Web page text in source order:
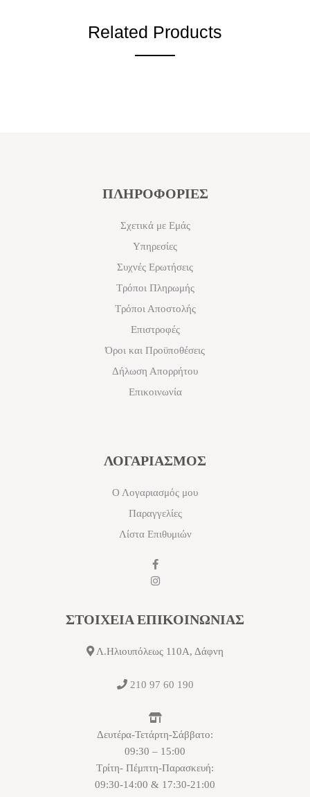
Related Products
ΠΛΗΡΟΦΟΡΙΕΣ
Σχετικά με Εμάς
Υπηρεσίες
Συχνές Ερωτήσεις
Τρόποι Πληρωμής
Τρόποι Αποστολής
Επιστροφές
Όροι και Προϋποθέσεις
Δήλωση Απορρήτου
Επικοινωνία
ΛΟΓΑΡΙΑΣΜΟΣ
Ο Λογαριασμός μου
Παραγγελίες
Λίστα Επιθυμιών
ΣΤΟΙΧΕΙΑ ΕΠΙΚΟΙΝΩΝΙΑΣ
Λ.Ηλιουπόλεως 110Α, Δάφνη
210 97 60 190
Δευτέρα-Τετάρτη-Σάββατο:
09:30 – 15:00
Τρίτη- Πέμπτη-Παρασκευή:
09:30-14:00 & 17:30-21:00